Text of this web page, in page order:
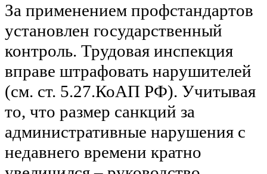
За применением профстандартов
установлен государственный
контроль. Трудовая инспекция
вправе штрафовать нарушителей
(см. ст. 5.27.КоАП РФ). Учитывая
то, что размер санкций за
административные нарушения с
недавнего времени кратно